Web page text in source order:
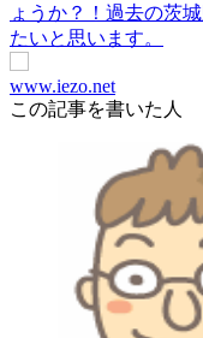
ょうか？！過去の茨
たいと思います。
www.iezo.net
この記事を書いた人